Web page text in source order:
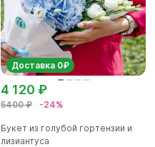
Доставка 0₽
5400 ₽ -24%
4 120 ₽
Букет из голубой гортензии и
лизиантуса